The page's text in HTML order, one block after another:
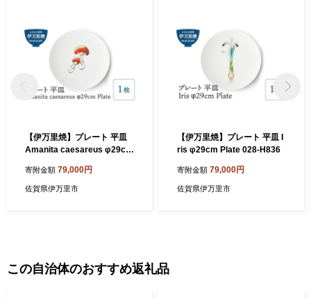
【伊万里焼】プレート 平皿
Amanita caesareus φ29cm
寄附金額 79,000円
佐賀県伊万里市
【伊万里焼】プレート 平皿 I
ris φ29cm Plate 028-H836
寄附金額 79,000円
佐賀県伊万里市
この自治体のおすすめ返礼品